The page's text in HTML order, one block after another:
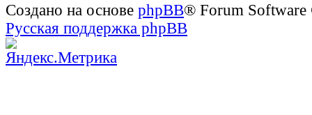
Создано на основе phpBB® Forum
Русская поддержка phpBB